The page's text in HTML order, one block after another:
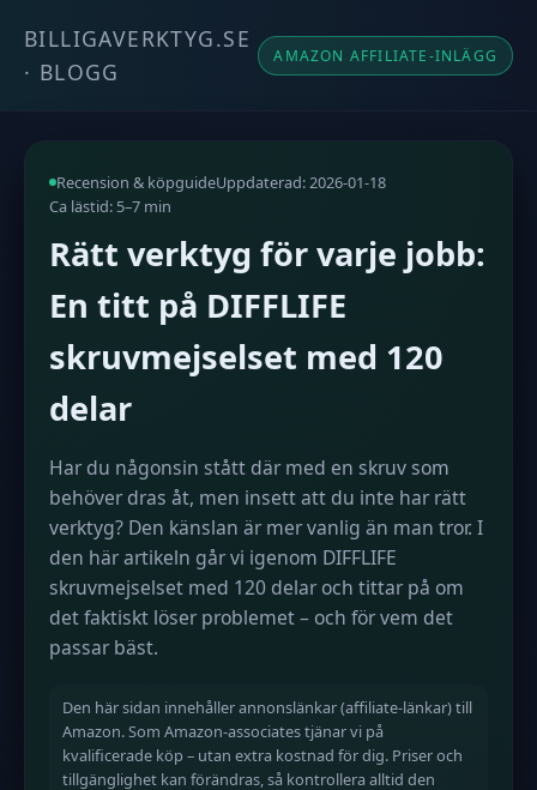
BILLIGAVERKTYG.SE
· BLOGG
AMAZON AFFILIATE-INLÄGG
Recension & köpguideUppdaterad: 2026-01-18
Ca lästid: 5–7 min
Rätt verktyg för varje jobb:
En titt på DIFFLIFE
skruvmejselset med 120
delar
Har du någonsin stått där med en skruv som
behöver dras åt, men insett att du inte har rätt
verktyg? Den känslan är mer vanlig än man tror. I
den här artikeln går vi igenom DIFFLIFE
skruvmejselset med 120 delar och tittar på om
det faktiskt löser problemet – och för vem det
passar bäst.
Den här sidan innehåller annonslänkar (affiliate-länkar) till
Amazon. Som Amazon-associates tjänar vi på
kvalificerade köp – utan extra kostnad för dig. Priser och
tillgänglighet kan förändras, så kontrollera alltid den